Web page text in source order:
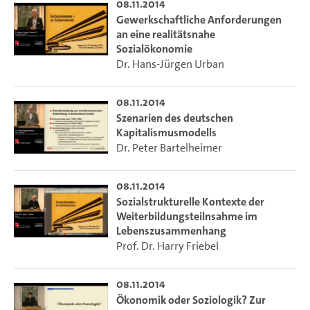
theoretischen, empirischen und politischen Positionen aus
verpflichtet fühlen.
08.11.2014
Gewerkschaftliche Anforderungen
an eine realitätsnahe
Sozialökonomie
Dr. Hans-Jürgen Urban
08.11.2014
Szenarien des deutschen
Kapitalismusmodells
Dr. Peter Bartelheimer
08.11.2014
Sozialstrukturelle Kontexte der
Weiterbildungsteilnsahme im
Lebenszusammenhang
Prof. Dr. Harry Friebel
08.11.2014
Ökonomik oder Soziologik? Zur